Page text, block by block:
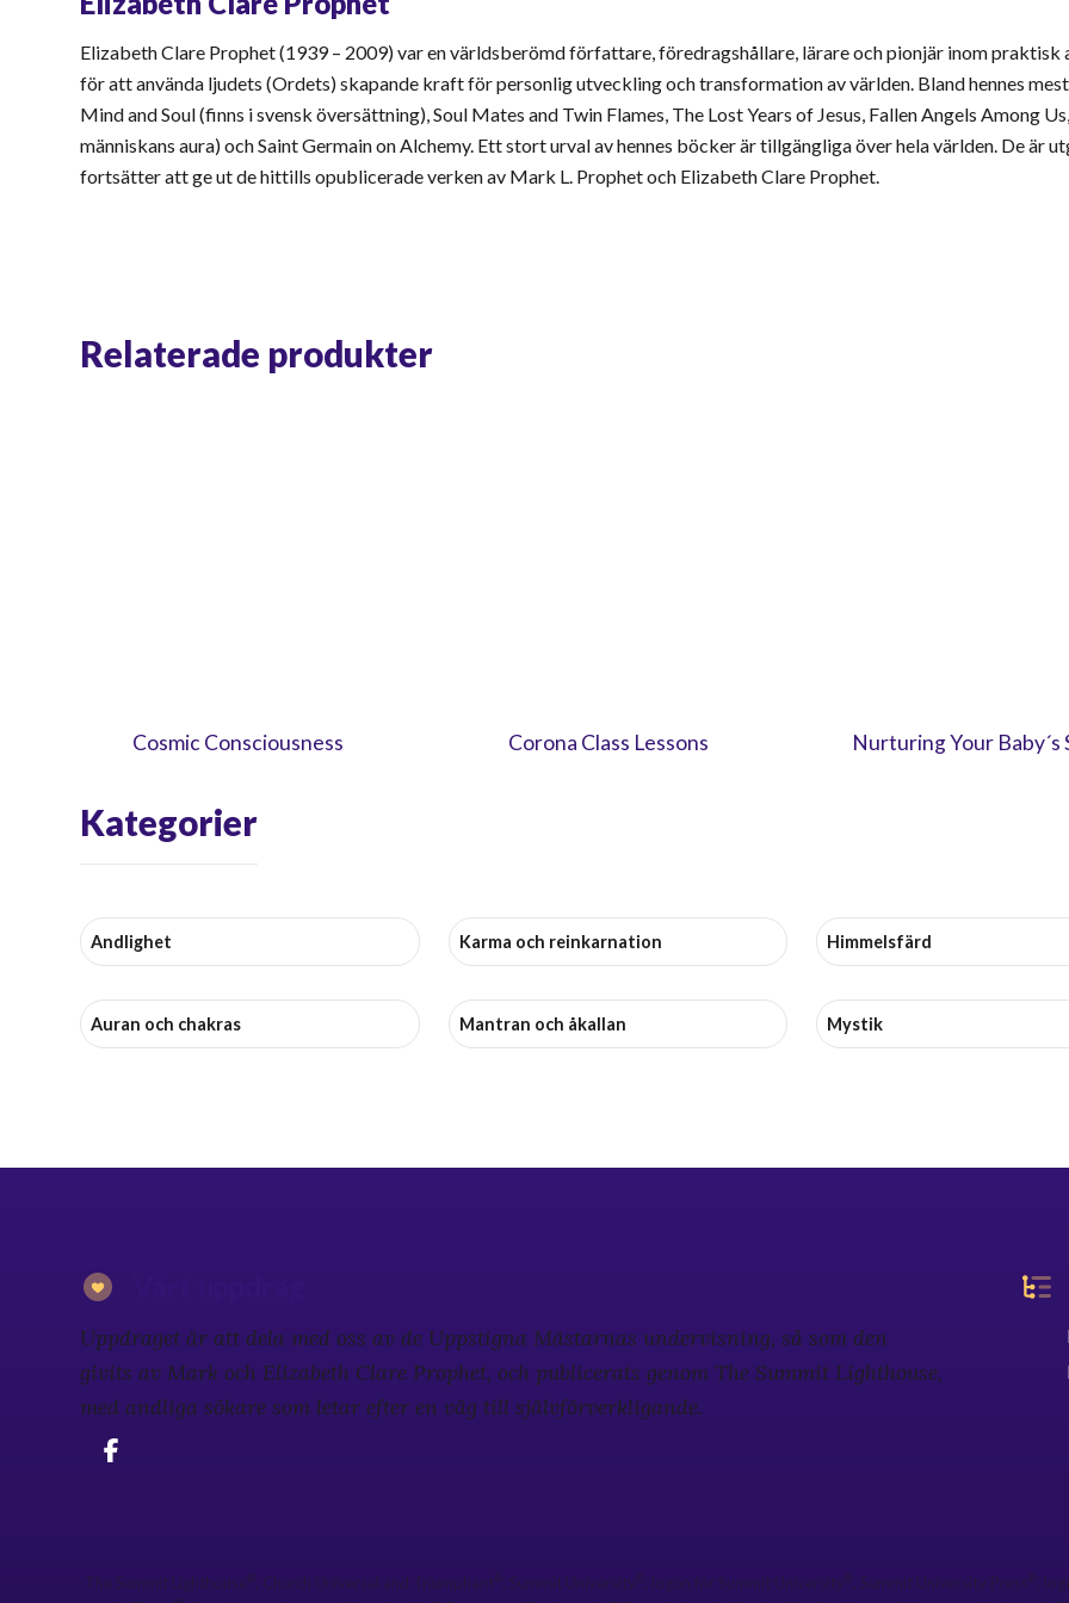
Elizabeth Clare Prophet (1939 – 2009) var en världsberömd författare, föredragshållare, lärare och pionjär inom
för att använda ljudets (Ordets) skapande kraft för personlig utveckling och transformation av världen. Bland hennes
Mind and Soul (finns i svensk översättning), Soul Mates and Twin Flames, The Lost Years of Jesus, Fallen Angels Among
människans aura) och Saint Germain on Alchemy. Ett stort urval av hennes böcker är tillgängliga över hela världen. De är
fortsätter att ge ut de hittills opublicerade verken av Mark L. Prophet och Elizabeth Clare Prophet.
Relaterade produkter
Cosmic Consciousness Corona Class Lessons Nurturing Your Baby´s
Kategorier
Andlighet Karma och reinkarnation Himmelsfärd
Auran och chakras Mantran och åkallan Mystik
Uppdraget är att dela med oss av de Uppstigna Mästarnas undervisning, så som den
givits av Mark och Elizabeth Clare Prophet, och publicerats genom The Summit Lighthouse,
med andliga sökare som letar efter en väg till självförverkligande.
The Summit Lighthouse®, Church Universal and Triumphant®, Summit University®, logon för Summit University®, Summit University Press®,